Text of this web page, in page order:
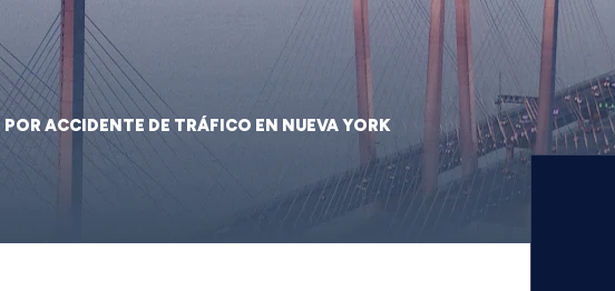
ACCIDENTE DE TRÁFICO EN NUEVA YORK